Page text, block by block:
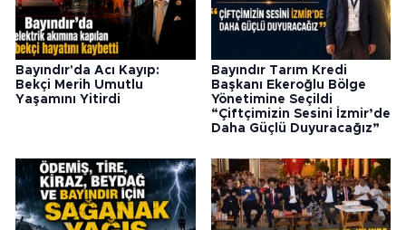
Bayındır'da Acı Kayıp:
Bekçi Merih Umutlu
Yaşamını Yitirdi
Bayındır Tarım Kredi
Başkanı Ekeroğlu Bölge
Yönetimine Seçildi
“Çiftçimizin Sesini İzmir’de
Daha Güçlü Duyuracağız”